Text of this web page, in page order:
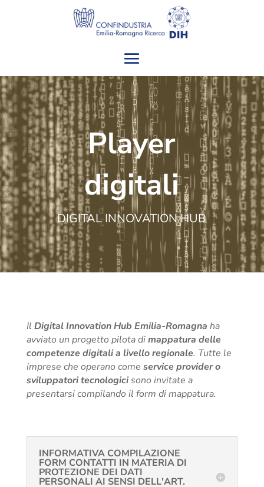
Player
digitali
DIGITAL INNOVATION HUB
Il Digital Innovation Hub Emilia-Romagna ha
avviato un progetto pilota dimappatura delle
competenze digitali a livello regionale. Tutte le
imprese che operano come service provider o
sviluppatori tecnologicisono invitate a
presentarsi compilando il form di mappatura.
INFORMATIVA COMPILAZIONE
FORM CONTATTI IN MATERIA DI
PROTEZIONE DEI DATI
PERSONALI AI SENSI DELL'ART.